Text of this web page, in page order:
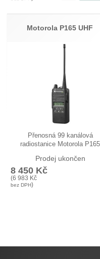
Motorola P165 UHF
Přenosná 99 kanálová
radiostanice Motorola P165
Prodej ukončen
8 450 Kč
(6 983 Kč
bez DPH)